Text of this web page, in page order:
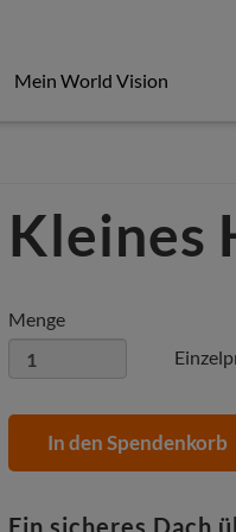
Mein World Vision
Kleines
Menge
In den Spendenkorb
Ein sicheres Dach